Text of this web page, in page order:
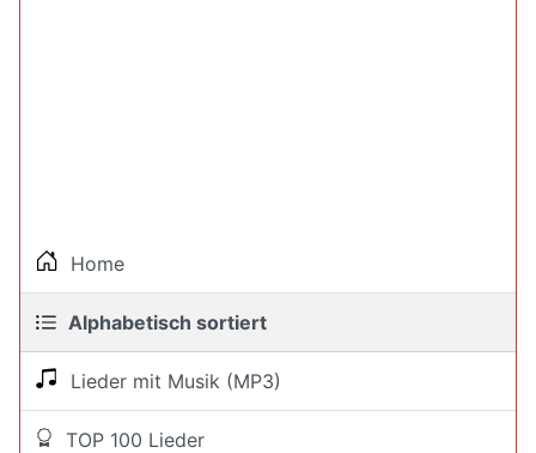
Home
Alphabetisch sortiert
Lieder mit Musik (MP3)
TOP 100 Lieder